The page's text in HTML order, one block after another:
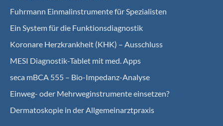
Fuhrmann Einmalinstrumente für Spezialisten
Ein System für die Funktionsdiagnostik
Koro­nare Herz­krank­heit (KHK) – Ausschluss
MESI Diagnostik-Tablet mit med. Apps
seca mBCA 555 – Bio-Impedanz-Analyse
Einweg- oder Mehrweginstrumente einsetzen?
Dermatoskopie in der Allgemeinarztpraxis